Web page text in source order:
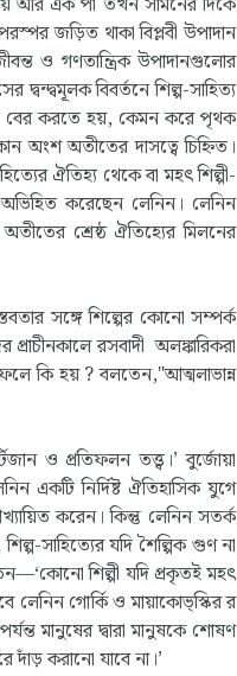
জড়িত থাকা বিপ্লবী উপাদান
ও গণতান্ত্রিক উপাদানগুলোর
বিবর্তনে শিল্প-সাহিত্য
বের করতে হয়, কেমন করে পৃথক
অতীতের দাসত্বে চিহ্নিত।
ঐতিহ্য থেকে বা মহৎ শিল্পী-
অভিহিত করেছেন লেনিন। লেনিন
শ্রেষ্ঠ ঐতিহ্যের মিলনের
সঙ্গে শিল্পের কোনো সম্পর্ক
রসবাদী অলঙ্কারিকরা
কি হয় ? বলতেন,"আত্মলাভান্ন
ও প্রতিফলন তত্ত্ব।’ বুর্জোয়া
একটি নির্দিষ্ট ঐতিহাসিক যুগে
করেন। কিন্তু লেনিন সতর্ক
সাহিত্যের যদি শৈল্পিক গুণ না
শিল্পী যদি প্রকৃতই মহৎ
লেনিন গোর্কি ও মায়াকোভ্স্কির র
মানুষের দ্বারা মানুষকে শোষণ
দাঁড় করানো যাবে না।’